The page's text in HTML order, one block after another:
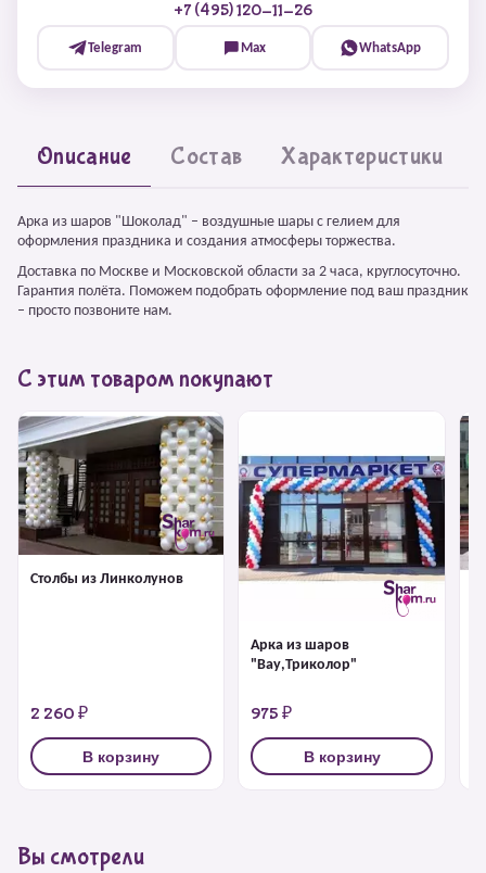
+7 (495) 120-11-26
Telegram Max WhatsApp
Описание Состав Характеристики
Арка из шаров "Шоколад" – воздушные шары с гелием для
оформления праздника и создания атмосферы торжества.
Доставка по Москве и Московской области за 2 часа, круглосуточно.
Гарантия полёта. Поможем подобрать оформление под ваш праздник
– просто позвоните нам.
С этим товаром покупают
Столбы из Линколунов
2 260 ₽
В корзину
Арка из шаров
"Вау,Триколор"
975 ₽
В корзину
Вы смотрели